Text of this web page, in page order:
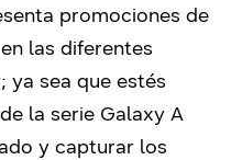
promociones de
las diferentes
ya sea que estés
la serie Galaxy A
y capturar los